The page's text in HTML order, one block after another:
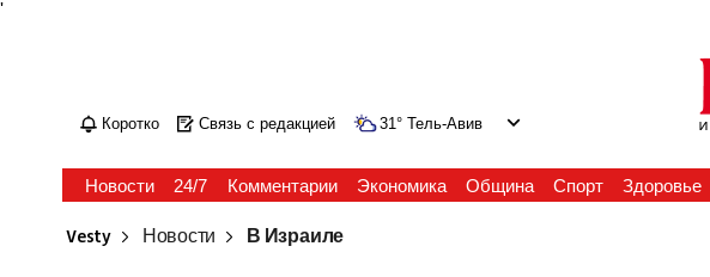
'
Коротко Связь с редакцией 31° Тель-Авив
Новости 24/7 Комментарии Экономика Община Спорт Здоровье
Vesty Новости В Израиле